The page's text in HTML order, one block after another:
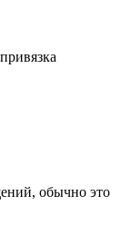
обычно это